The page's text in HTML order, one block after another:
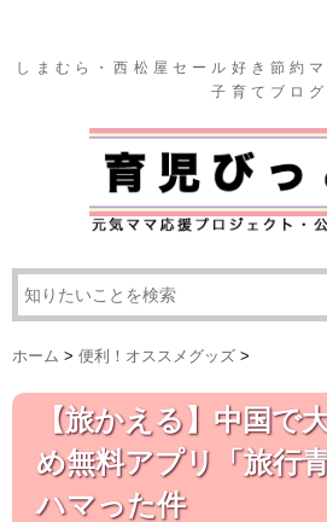
しまむら・西松屋セール好き節約
子育てブログ
ホーム > 便利！オススメグッズ >
【旅かえる】中国で
め無料アプリ「旅行
ハマった件